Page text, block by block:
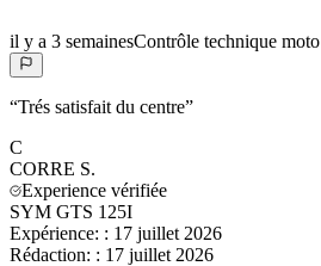
il y a 3 semainesContrôle technique moto
“Trés satisfait du centre”
C
CORRE S.
Experience vérifiée
SYM GTS 125I
Expérience: : 17 juillet 2026
Rédaction: : 17 juillet 2026